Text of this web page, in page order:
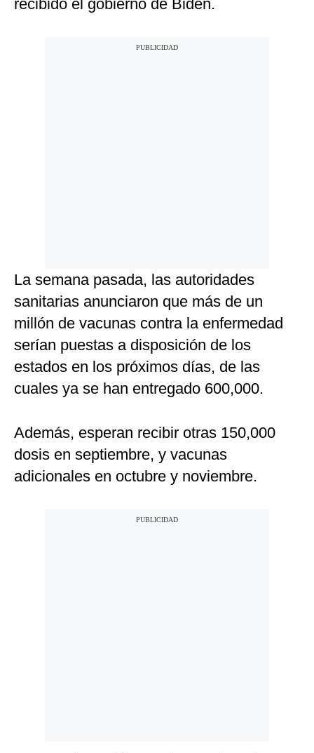
recibido el gobierno de Biden.
La semana pasada, las autoridades
sanitarias anunciaron que más de un
millón de vacunas contra la enfermedad
serían puestas a disposición de los
estados en los próximos días, de las
cuales ya se han entregado 600,000.
Además, esperan recibir otras 150,000
dosis en septiembre, y vacunas
adicionales en octubre y noviembre.